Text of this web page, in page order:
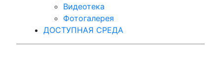
Видеотека
Фотогалерея
ДОСТУПНАЯ СРЕДА